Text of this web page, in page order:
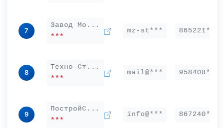
7
Завод Мо...
***
mz-st*** 865221***
8
Техно-Ст...
***
mail@*** 958408***
9
ПостройС...
***
info@*** 867240***